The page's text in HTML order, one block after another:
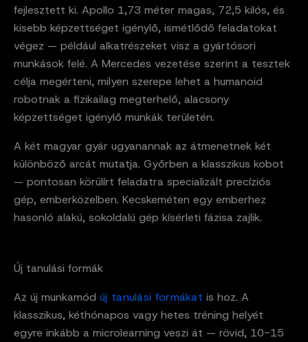
fejlesztett ki. Apollo 1,73 méter magas, 72,5 kilós, és
kisebb képzettséget igénylő, ismétlődő feladatokat
végez — például alkatrészeket visz a gyártósori
munkások felé. A Mercedes vezetése szerint a tesztek
célja megérteni, milyen szerepe lehet a humanoid
robotnak a fizikailag megterhelő, alacsony
képzettséget igénylő munkák területén.
A két magyar gyár ugyanannak az átmenetnek két
különböző arcát mutatja. Győrben a klasszikus kobot
— pontosan körülírt feladatra specializált precíziós
gép, emberközelben. Kecskeméten egy emberhez
hasonló alakú, sokoldalú gép kísérleti fázisa zajlik.
Új tanulási formák
Az új munkamód új tanulási formákat is hoz. A
klasszikus, kéthónapos vagy hetes tréning helyét
egyre inkább a microlearning veszi át — rövid, 10-15